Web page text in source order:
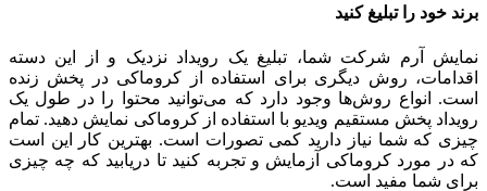
برند خود را تبلیغ کنید
نمایش آرم شرکت شما، تبلیغ یک رویداد نزدیک و از این دسته
اقدامات، روش دیگری برای استفاده از کروماکی در پخش زنده
است. انواع روش‌ها وجود دارد که می‌توانید محتوا را در طول یک
رویداد پخش مستقیم ویدیو با استفاده از کروماکی نمایش دهید. تمام
چیزی که شما نیاز دارید کمی تصورات است. بهترین کار این است
که در مورد کروماکی آزمایش و تجربه کنید تا دریابید که چه چیزی
برای شما مفید است.